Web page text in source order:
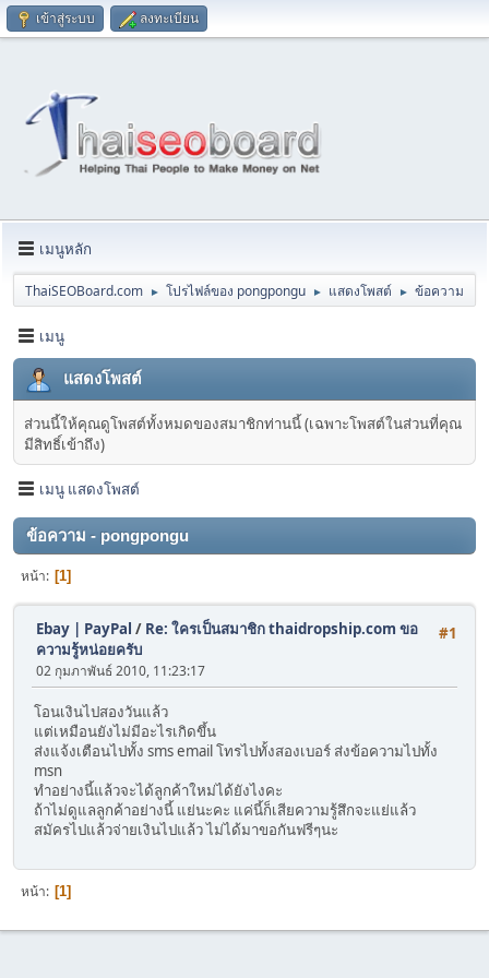
เข้าสู่ระบบ ลงทะเบียน
เมนูหลัก
ThaiSEOBoard.com ► โปรไฟล์ของ pongpongu ► แสดงโพสต์ ► ข้อความ
เมนู
แสดงโพสต์
ส่วนนี้ให้คุณดูโพสต์ทั้งหมดของสมาชิกท่านนี้ (เฉพาะโพสต์ในส่วนที่คุณ
มีสิทธิ์เข้าถึง)
เมนู แสดงโพสต์
ข้อความ - pongpongu
หน้า 1
#1
Ebay | PayPal / Re: ใครเป็นสมาชิก thaidropship.com ขอ
ความรู้หน่อยครับ
02 กุมภาพันธ์ 2010, 11:23:17
โอนเงินไปสองวันแล้ว
แต่เหมือนยังไม่มีอะไรเกิดขึ้น
ส่งแจ้งเตือนไปทั้ง sms email โทรไปทั้งสองเบอร์ ส่งข้อความไปทั้ง
msn
ทำอย่างนี้แล้วจะได้ลูกค้าใหม่ได้ยังไงคะ
ถ้าไม่ดูแลลูกค้าอย่างนี้ แย่นะคะ แค่นี้ก็เสียความรู้สึกจะแย่แล้ว
สมัครไปแล้วจ่ายเงินไปแล้ว ไม่ได้มาขอกันฟรีๆนะ
หน้า 1